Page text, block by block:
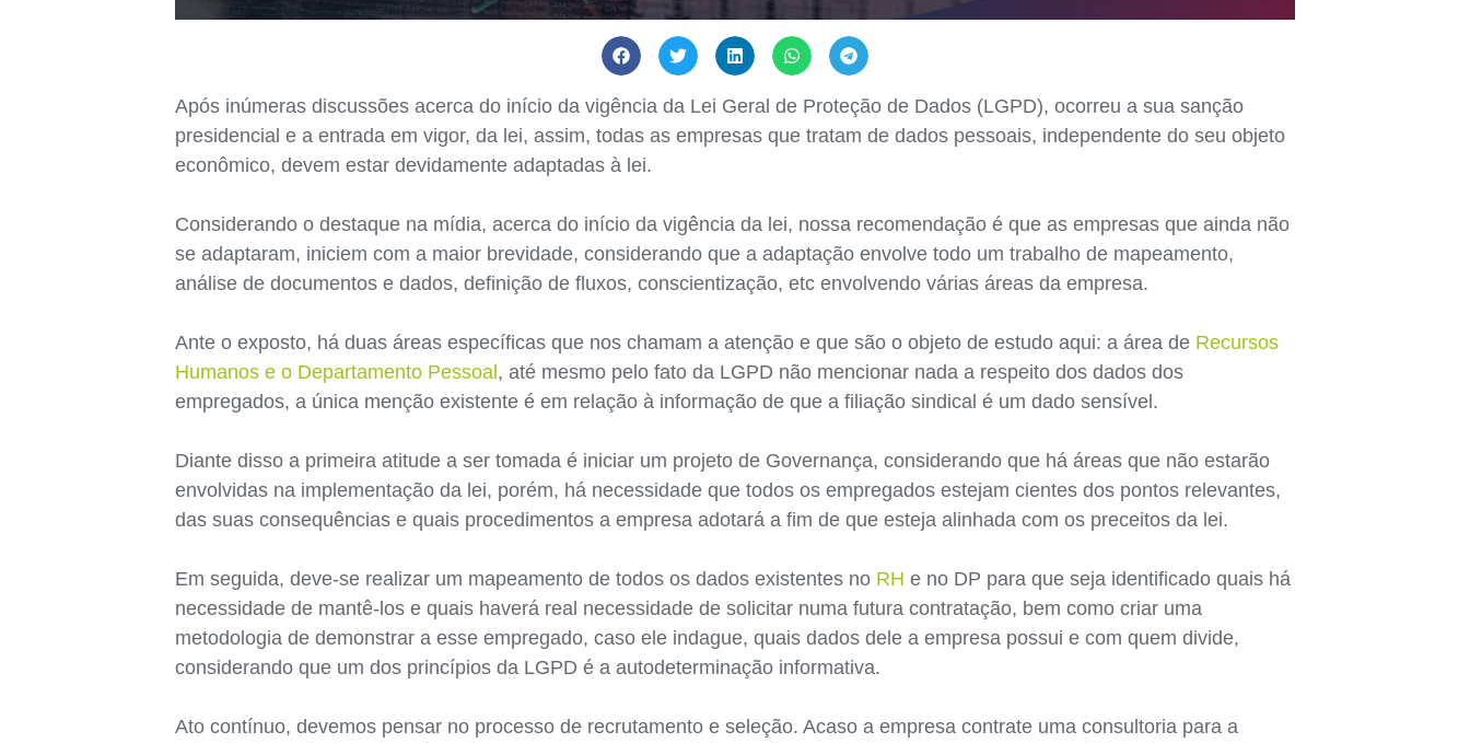
Após inúmeras discussões acerca do início da vigência da Lei Geral de Proteção de Dados (LGPD), ocorreu a sua sanção
presidencial e a entrada em vigor, da lei, assim, todas as empresas que tratam de dados pessoais, independente do seu objeto
econômico, devem estar devidamente adaptadas à lei.
Considerando o destaque na mídia, acerca do início da vigência da lei, nossa recomendação é que as empresas que ainda não
se adaptaram, iniciem com a maior brevidade, considerando que a adaptação envolve todo um trabalho de mapeamento,
análise de documentos e dados, definição de fluxos, conscientização, etc envolvendo várias áreas da empresa.
Ante o exposto, há duas áreas específicas que nos chamam a atenção e que são o objeto de estudo aqui: a área de Recursos
Humanos e o Departamento Pessoal, até mesmo pelo fato da LGPD não mencionar nada a respeito dos dados dos
empregados, a única menção existente é em relação à informação de que a filiação sindical é um dado sensível.
Diante disso a primeira atitude a ser tomada é iniciar um projeto de Governança, considerando que há áreas que não estarão
envolvidas na implementação da lei, porém, há necessidade que todos os empregados estejam cientes dos pontos relevantes,
das suas consequências e quais procedimentos a empresa adotará a fim de que esteja alinhada com os preceitos da lei.
Em seguida, deve-se realizar um mapeamento de todos os dados existentes no RH e no DP para que seja identificado quais há
necessidade de mantê-los e quais haverá real necessidade de solicitar numa futura contratação, bem como criar uma
metodologia de demonstrar a esse empregado, caso ele indague, quais dados dele a empresa possui e com quem divide,
considerando que um dos princípios da LGPD é a autodeterminação informativa.
Ato contínuo, devemos pensar no processo de recrutamento e seleção. Acaso a empresa contrate uma consultoria para a